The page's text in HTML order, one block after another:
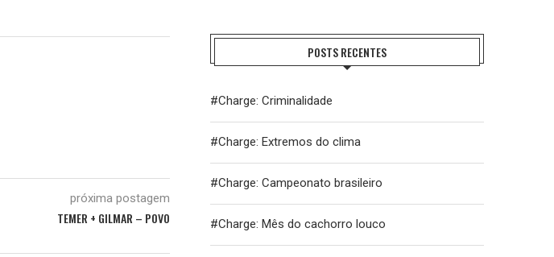
próxima postagem
TEMER + GILMAR – POVO
POSTS RECENTES
#Charge: Criminalidade
#Charge: Extremos do clima
#Charge: Campeonato brasileiro
#Charge: Mês do cachorro louco